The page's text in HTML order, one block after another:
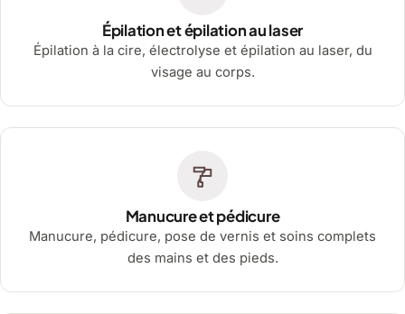
Épilation et épilation au laser
Épilation à la cire, électrolyse et épilation au laser, du
visage au corps.
Manucure et pédicure
Manucure, pédicure, pose de vernis et soins complets
des mains et des pieds.